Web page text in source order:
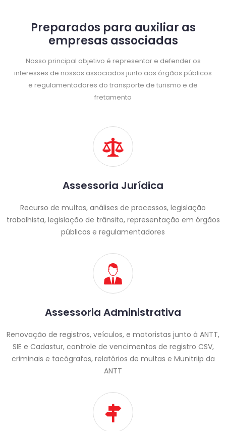
Preparados para auxiliar as
empresas associadas
Nosso principal objetivo é representar e defender os
interesses de nossos associados junto aos órgãos públicos
e regulamentadores do transporte de turismo e de
fretamento
Assessoria Jurídica
Recurso de multas, análises de processos, legislação
trabalhista, legislação de trânsito, representação em órgãos
públicos e regulamentadores
Assessoria Administrativa
Renovação de registros, veículos, e motoristas junto à ANTT,
SIE e Cadastur, controle de vencimentos de registro CSV,
criminais e tacógrafos, relatórios de multas e Munitriip da
ANTT